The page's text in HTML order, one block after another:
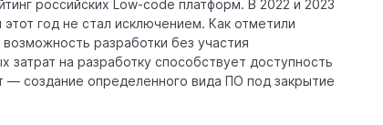
российских Low-code платформ. В 2022 и 2023
год не стал исключением. Как отметили
разработки без участия
на разработку способствует доступность
создание определенного вида ПО под закрытие